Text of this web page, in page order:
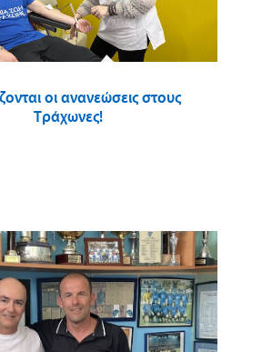
οι ανανεώσεις στους
Τράχωνες!